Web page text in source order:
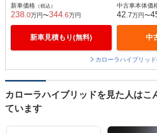
新車価格 （税込）
238 .0万円〜344 .6万円
新車見積もり(無料)
中古車本体価
42 .7万円〜
中
カローラハイブリッ
カローラハイブリッドを見た人はこ
ています